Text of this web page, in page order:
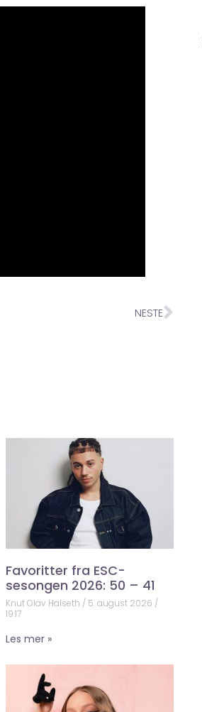
NESTE
Favoritter fra ESC-
sesongen 2026: 50 – 41
Knut Olav Halseth
5. august 2026
19:17
Les mer »